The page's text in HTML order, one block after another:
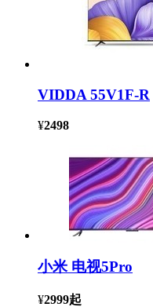
VIDDA 55V1F-R
¥2498
小米 电视5Pro
¥2999起